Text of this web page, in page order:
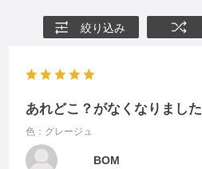
絞り込み
あれどこ？がなくなりました
色：グレージュ
BOM